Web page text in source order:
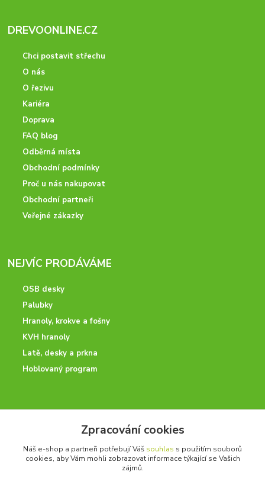
DREVOONLINE.CZ
Chci postavit střechu
O nás
O řezivu
Kariéra
Doprava
FAQ blog
Odběrná místa
Obchodní podmínky
Proč u nás nakupovat
Obchodní partneři
Veřejné zákazky
NEJVÍC PRODÁVÁME
OSB desky
Palubky
Hranoly, krokve a fošny
KVH hranoly
Latě, desky a prkna
Hoblovaný program
Potřebujete poradit? Neváhejte nás kontaktovat.
+420 728 600 625
po - pá 7:00 - 15:00
Zpracování cookies
Náš e-shop a partneři potřebují Váš souhlas s použitím souborů
cookies, aby Vám mohli zobrazovat informace týkající se Vašich
zájmů.